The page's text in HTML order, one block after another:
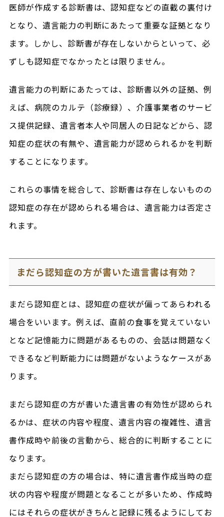
医師が作成する診断書は、認知症などの直截の裏付け
となり、遺言能力の判断にあたって重要な証拠となり
ます。しかし、診断書が存在しないからといって、必
ずしも認知症でなかったとは限りません。
遺言能力の判断にあたっては、診断書以外の証拠、例
えば、病院のカルテ（診療録）、介護事業者のサービ
ス提供記録、遺言者本人や同居人の日記などから、認
知症の症状の有無や、遺言能力が認められるかを判断
することになります。
これらの事情を総合して、診断書は存在しないものの
認知症の存在が認められる場合は、遺言能力は否定さ
れます。
まだら認知症の方が書いた遺言書は有効？
まだら認知症とは、認知症の症状が偏ってあらわれる
場合をいいます。例えば、直前の食事を覚えていない
となど記憶能力に問題があるものの、会話は問題なく
できるなど判断能力には問題がないようなケースがあ
ります。
まだら認知症の方が書いた遺言書の有効性が認められ
るかは、症状の内容や程度、遺言内容の複雑性、遺言
書作成時や前後の言動から、総合的に判断することに
なります。
まだら認知症の方の場合は、特に遺言書作成当時の症
状の内容や程度が問題となることが多いため、作成時
にはそれらの症状がきちんと記録に残るようにしてお